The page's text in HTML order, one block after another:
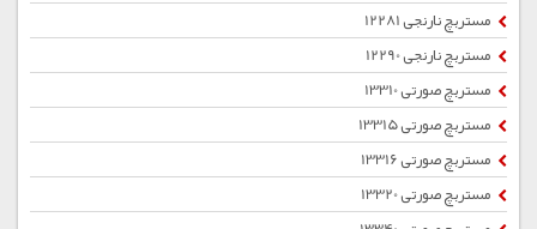
مستربچ نارنجی 12281
مستربچ نارنجی 12290
مستربچ صورتی 13310
مستربچ صورتی 13315
مستربچ صورتی 13316
مستربچ صورتی 13320